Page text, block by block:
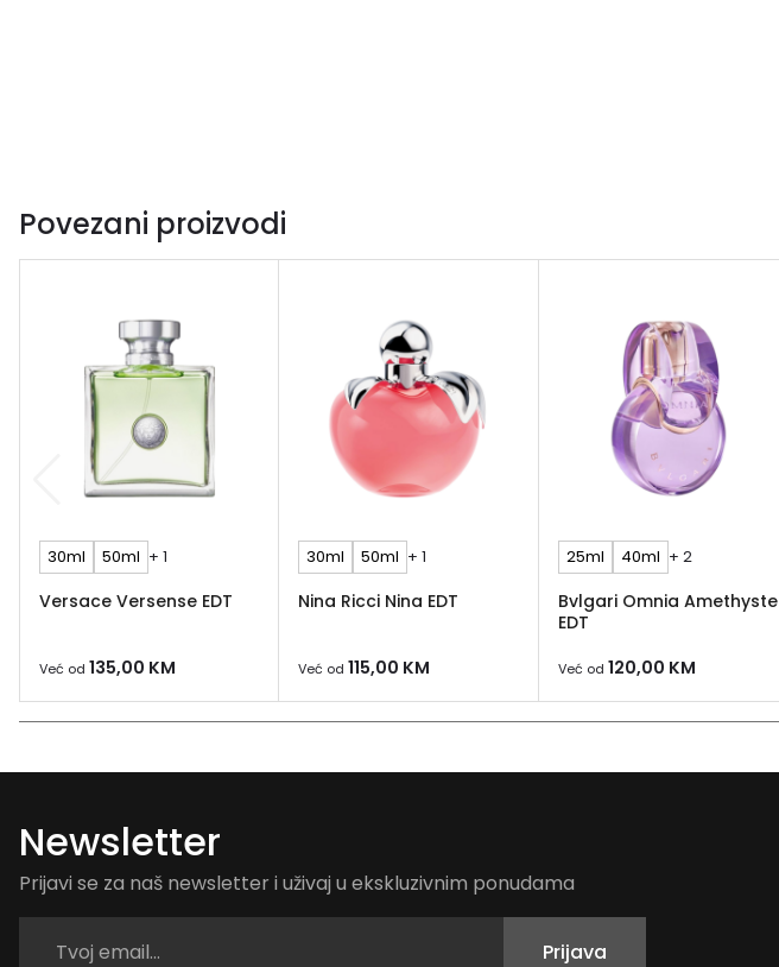
Povezani proizvodi
30ml 50ml + 1
Versace Versense EDT
Već od 135,00 KM
30ml 50ml + 1
Nina Ricci Nina EDT
Već od 115,00 KM
25ml 40ml + 2
Bvlgari Omnia Amethyste
EDT
Već od 120,00 KM
Newsletter
Prijavi se za naš newsletter i uživaj u ekskluzivnim ponudama
Prijava